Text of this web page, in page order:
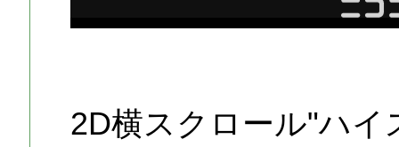
2D横スクロール"ハ